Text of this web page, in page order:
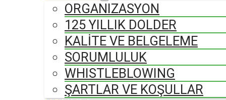
ORGANIZASYON
125 YILLIK DOLDER
KALİTE VE BELGELEME
SORUMLULUK
WHISTLEBLOWING
ŞARTLAR VE KOŞULLAR